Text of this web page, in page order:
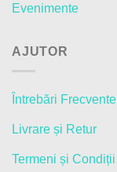
Evenimente
AJUTOR
Întrebări Frecvente
Livrare și Retur
Termeni și Condiții